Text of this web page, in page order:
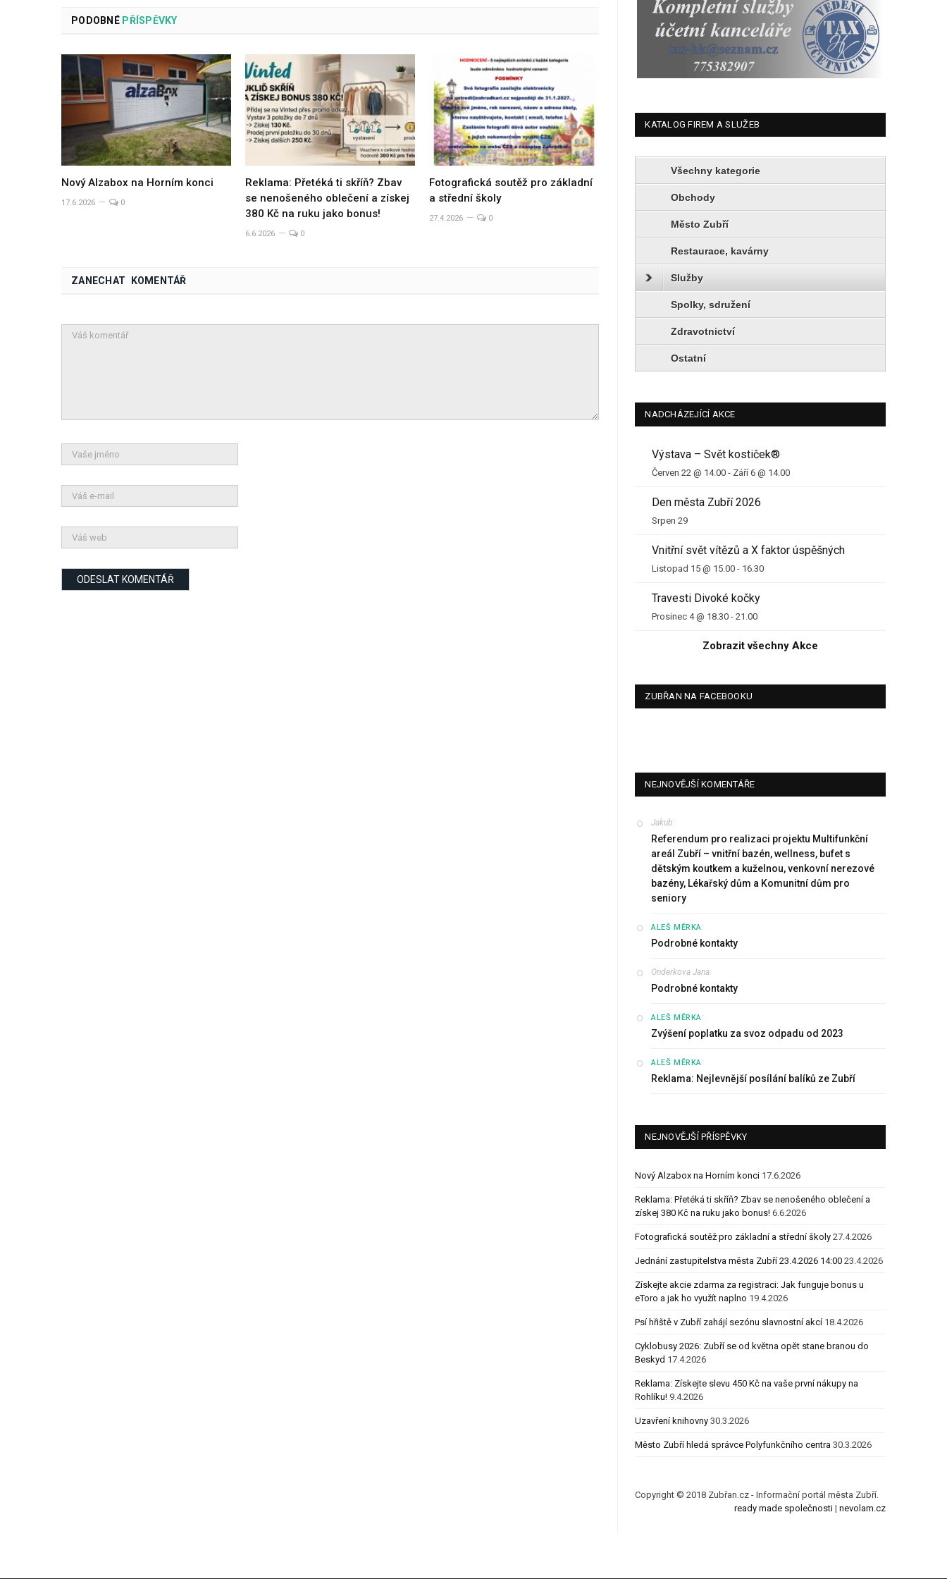
PODOBNÉPŘÍSPĚVKY
Nový Alzabox na Horním konci
17.6.2026 0
Reklama: Přetéká ti skříň? Zbav
se nenošeného oblečení a získej
380 Kč na ruku jako bonus!
6.6.2026 0
Fotografická soutěž pro základní
a střední školy
27.4.2026 0
ZANECHAT KOMENTÁŘ
KATALOG FIREM A SLUŽEB
Všechny kategorie
Obchody
Město Zubří
Restaurace, kavárny
Služby
Spolky, sdružení
Zdravotnictví
Ostatní
NADCHÁZEJÍCÍ AKCE
Výstava – Svět kostiček®
Červen 22 @ 14.00 - Září 6 @ 14.00
Den města Zubří 2026
Srpen 29
Vnitřní svět vítězů a X faktor úspěšných
Listopad 15 @ 15.00 - 16.30
Travesti Divoké kočky
Prosinec 4 @ 18.30 -21.00
Zobrazit všechny Akce
ZUBŘAN NA FACEBOOKU
NEJNOVĚJŠÍ KOMENTÁŘE
Jakub:
Referendum pro realizaci projektu Multifunkční
areál Zubří – vnitřní bazén, wellness, bufet s
dětským koutkem a kuželnou, venkovní nerezové
bazény, Lékařský dům a Komunitní dům pro
seniory
ALEŠ MĚRKA:
Podrobné kontakty
Onderkova Jana:
Podrobné kontakty
ALEŠ MĚRKA:
Zvýšení poplatku za svoz odpadu od 2023
ALEŠ MĚRKA:
Reklama: Nejlevnější posílání balíků ze Zubří
NEJNOVĚJŠÍ PŘÍSPĚVKY
Nový Alzabox na Horním konci 17.6.2026
Reklama: Přetéká ti skříň? Zbav se nenošeného oblečení a
získej 380 Kč na ruku jako bonus! 6.6.2026
Fotografická soutěž pro základní a střední školy 27.4.2026
Jednání zastupitelstva města Zubří 23.4.2026 14:00 23.4.2026
Získejte akcie zdarma za registraci: Jak funguje bonus u
eToro a jak ho využít naplno 19.4.2026
Psí hřiště v Zubří zahájí sezónu slavnostní akcí 18.4.2026
Cyklobusy 2026: Zubří se od května opět stane branou do
Beskyd 17.4.2026
Reklama: Získejte slevu 450 Kč na vaše první nákupy na
Rohlíku! 9.4.2026
Uzavření knihovny 30.3.2026
Město Zubří hledá správce Polyfunkčního centra 30.3.2026
Copyright © 2018 Zubřan.cz - Informační portál města Zubří.
ready made společnosti| nevolam.cz